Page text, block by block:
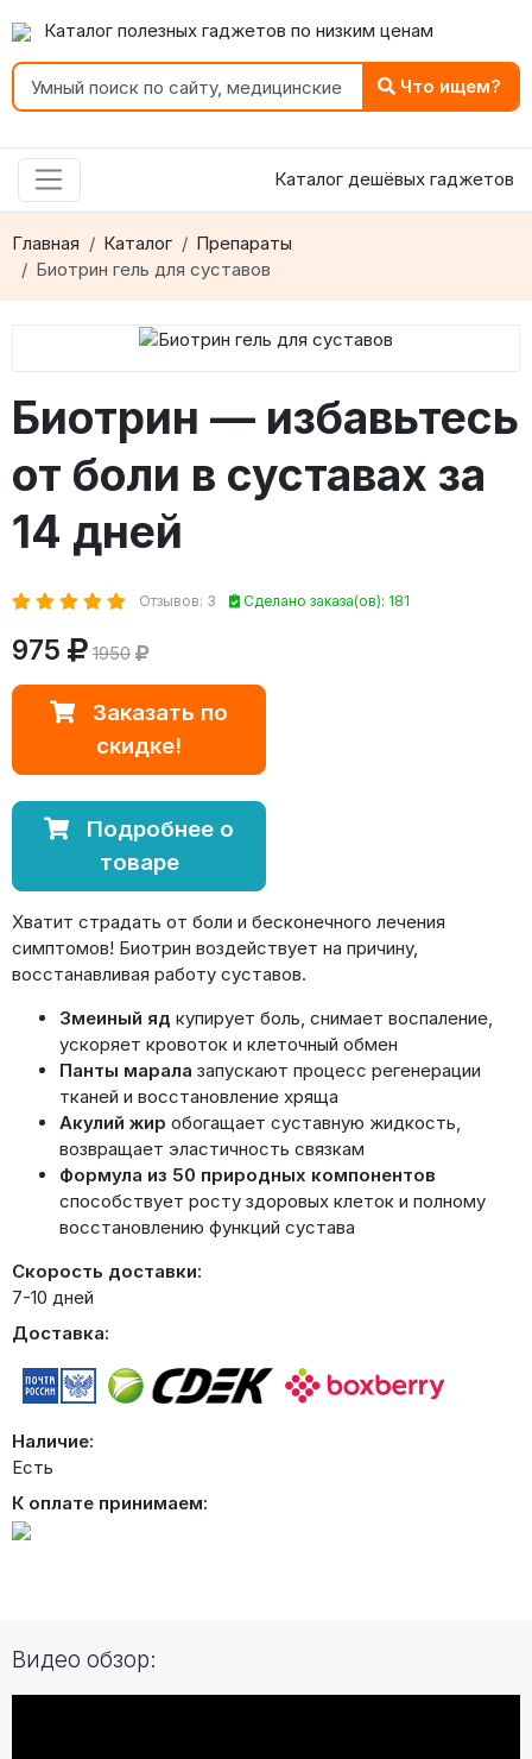
Каталог полезных гаджетов по низким ценам
Что ищем?
Каталог дешёвых гаджетов
Главная Каталог
Препараты
Биотрин гель для суставов
Биотрин — избавьтесь
от боли в суставах за
14 дней
Отзывов: 3 Сделано заказа(ов): 181
975 1950
Заказать по
скидке!
Подробнее о
товаре
Хватит страдать от боли и бесконечного лечения
симптомов! Биотрин воздействует на причину,
восстанавливая работу суставов.
Змеиный яд купирует боль, снимает воспаление,
ускоряет кровоток и клеточный обмен
Панты марала запускают процесс регенерации
тканей и восстановление хряща
Акулий жир обогащает суставную жидкость,
возвращает эластичность связкам
Формула из 50 природных компонентов
способствует росту здоровых клеток и полному
восстановлению функций сустава
Скорость доставки:
7-10 дней
Доставка:
Наличие:
Есть
К оплате принимаем:
Видео обзор: